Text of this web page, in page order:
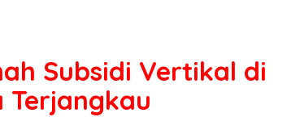
Subsidi Vertikal di
Terjangkau